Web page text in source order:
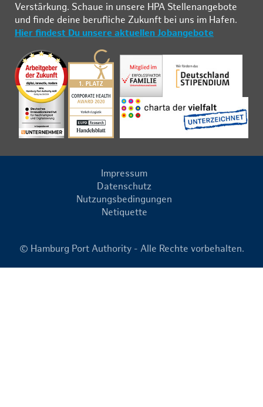
Ver­stär­kung. Schau­e in un­se­re HPA Stel­len­an­ge­bo­te
und fin­de deine be­ruf­li­che Zu­kunft bei uns im Ha­fen.
Hier findest Du unsere aktuellen Jobangebote
Impressum
Datenschutz
Nutzungsbedingungen
Netiquette
© Hamburg Port Authority - Alle Rechte vorbehalten.